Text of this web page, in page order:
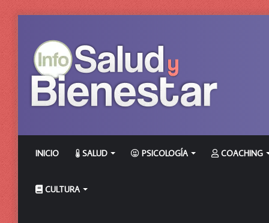
INICIO SALUD PSICOLOGÍA COACHING
CULTURA